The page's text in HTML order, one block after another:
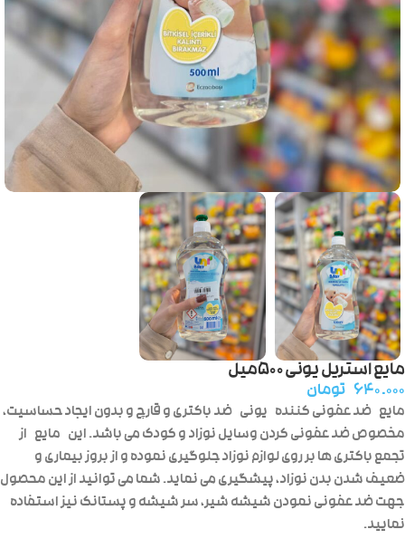
مایع استریل یونی ۵۰۰میل
۶۴۰.۰۰۰ تومان
مایع ضد عفونی کننده یونی ضد باکتری و قارچ و بدون ایجاد حساسیت،
مخصوص ضد عفونی کردن وسایل نوزاد و کودک می باشد. این مایع از
تجمع باکتری ها بر روی لوازم نوزاد جلوگیری نموده و از بروز بیماری و
ضعیف شدن بدن نوزاد، پیشگیری می نماید. شما می توانید از این محصول
جهت ضد عفونی نمودن شیشه شیر، سر شیشه و پستانک نیز استفاده
نمایید.